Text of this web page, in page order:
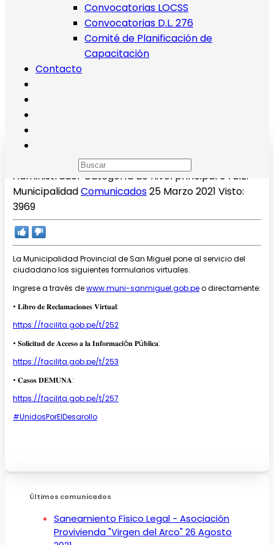
Convocatorias LOCSS
Convocatorias D.L. 276
Comité de Planificación de
Capacitación
Contacto
Formularios Virtuales
AdministradorCategoría de nivel principal o raíz:
MunicipalidadComunicados25 Marzo 2021 Visto:
3969
La Municipalidad Provincial de San Miguel pone al servicio del
ciudadano los siguientes formularios virtuales.
Ingrese a través dewww.muni-sanmiguel.gob.peo directamente:
• 𝐋𝐢𝐛𝐫𝐨 𝐝𝐞 𝐑𝐞𝐜𝐥𝐚𝐦𝐚𝐜𝐢𝐨𝐧𝐞𝐬 𝐕𝐢𝐫𝐭𝐮𝐚𝐥:
https://facilita.gob.pe/t/252
• 𝐒𝐨𝐥𝐢𝐜𝐢𝐭𝐮𝐝 𝐝𝐞 𝐀𝐜𝐜𝐞𝐬𝐨 𝐚 𝐥𝐚 𝐈𝐧𝐟𝐨𝐫𝐦𝐚𝐜𝐢ó𝐧 𝐏ú𝐛𝐥𝐢𝐜𝐚:
https://facilita.gob.pe/t/253
• 𝐂𝐚𝐬𝐨𝐬 𝐃𝐄𝐌𝐔𝐍𝐀:
https://facilita.gob.pe/t/257
#UnidosPorElDesarollo
Últimos comunicados
Saneamiento Físico Legal - Asociación
Provivienda "Virgen del Arco"26 Agosto